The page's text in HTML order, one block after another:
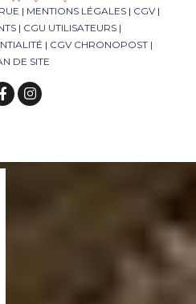
| MENTIONS LÉGALES| CGV|
| CGU UTILISATEURS |
| CGV CHRONOPOST |
DE SITE